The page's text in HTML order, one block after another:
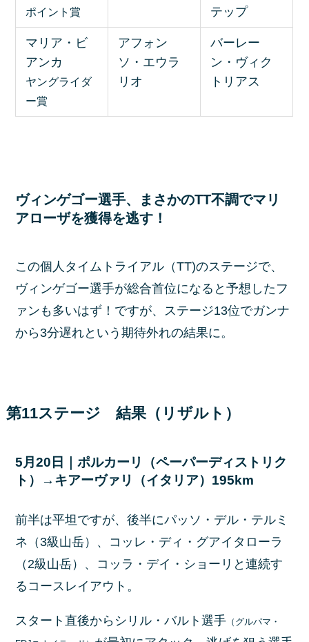
ポイント賞
テップ
マリア・ビ
アンカ
ヤングライダ
ー賞
アフォン
ソ・エウラ
リオ
バーレー
ン・ヴィク
トリアス
ヴィンゲゴー選手、まさかのTT不調でマリ
アローザを獲得を逃す！
この個人タイムトライアル（TT)のステージで、
ヴィンゲゴー選手が総合首位になると予想したフ
ァンも多いはず！ですが、ステージ13位でガンナ
から3分遅れという期待外れの結果に。
第11ステージ 結果（リザルト）
5月20日｜ポルカーリ（ペーパーディストリク
ト）→キアーヴァリ（イタリア）195km
前半は平坦ですが、後半にパッソ・デル・テルミ
ネ（3級山岳）、コッレ・ディ・グアイタローラ
（2級山岳）、コッラ・デイ・ショーリと連続す
るコースレイアウト。
スタート直後からシリル・バルト選手 （グルパマ・